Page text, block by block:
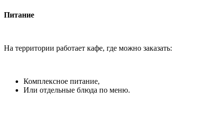
Питание
На территории работает кафе, где можно заказать:
Комплексное питание,
Или отдельные блюда по меню.